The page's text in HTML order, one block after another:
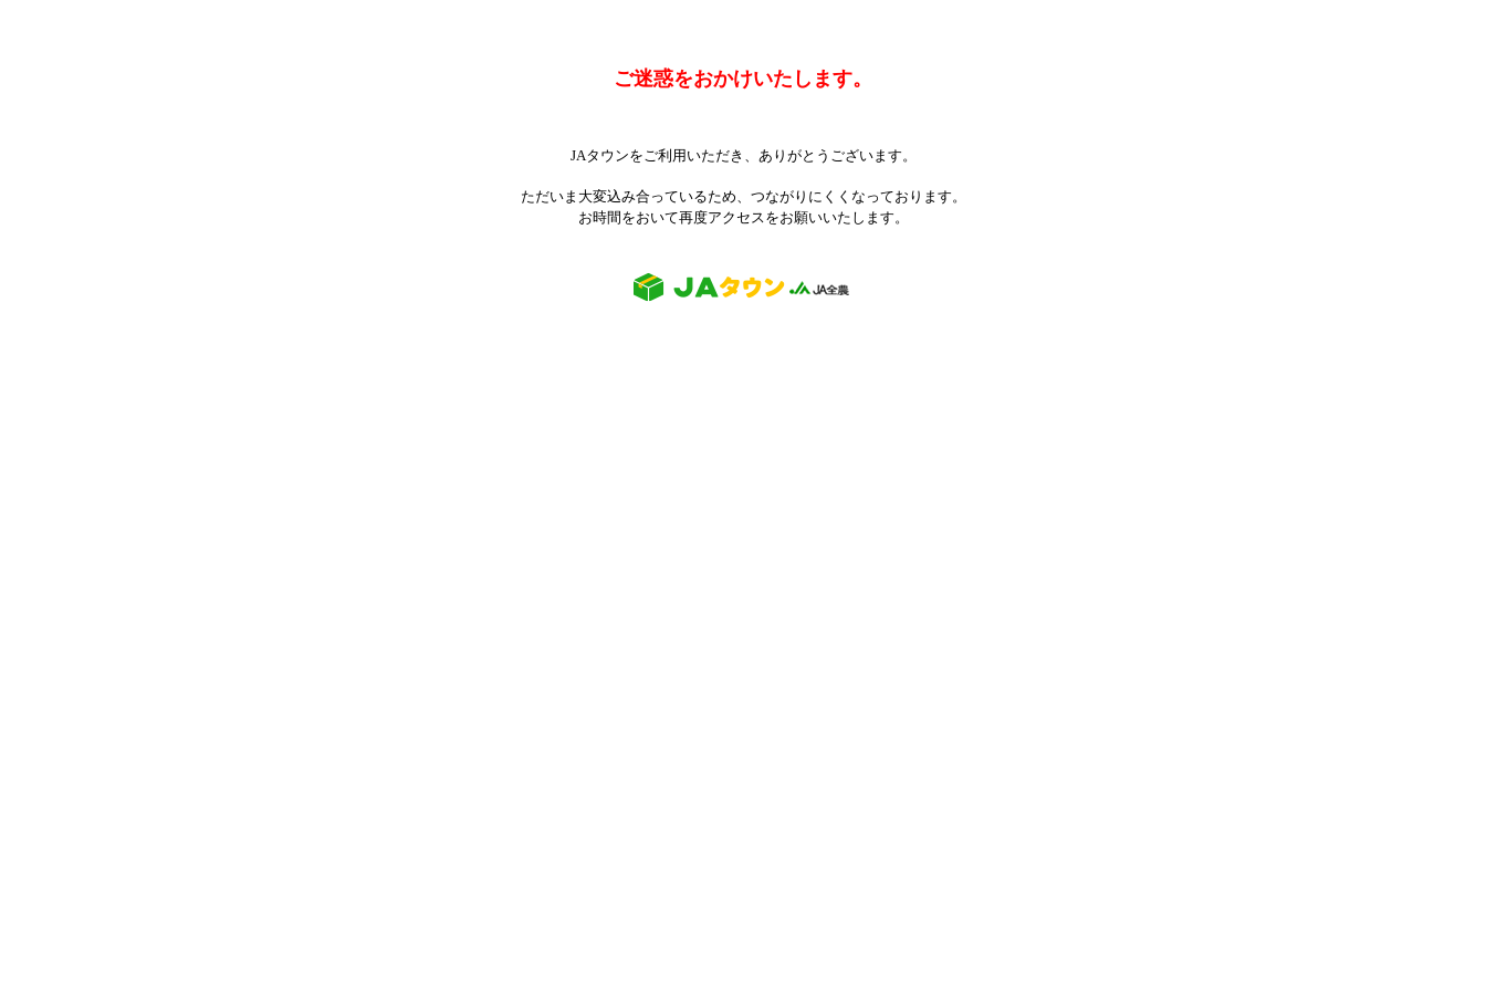
ご迷惑をおかけいたします。
JAタウンをご利用いただき、ありがとうございます。
ただいま大変込み合っているため、つながりにくくなっております。
お時間をおいて再度アクセスをお願いいたします。